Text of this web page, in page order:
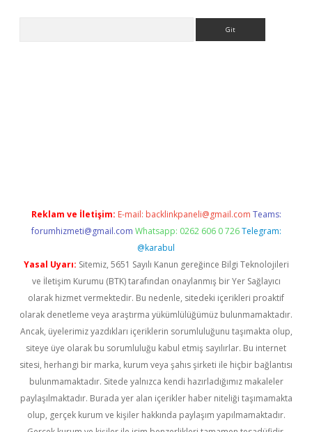
Reklam ve İletişim: E-mail: backlinkpaneli@gmail.com Teams:
forumhizmeti@gmail.com Whatsapp: 0262 606 0 726 Telegram:
@karabul
Yasal Uyarı: Sitemiz, 5651 Sayılı Kanun gereğince Bilgi Teknolojileri
ve İletişim Kurumu (BTK) tarafından onaylanmış bir Yer Sağlayıcı
olarak hizmet vermektedir. Bu nedenle, sitedeki içerikleri proaktif
olarak denetleme veya araştırma yükümlülüğümüz bulunmamaktadır.
Ancak, üyelerimiz yazdıkları içeriklerin sorumluluğunu taşımakta olup,
siteye üye olarak bu sorumluluğu kabul etmiş sayılırlar. Bu internet
sitesi, herhangi bir marka, kurum veya şahıs şirketi ile hiçbir bağlantısı
bulunmamaktadır. Sitede yalnızca kendi hazırladığımız makaleler
paylaşılmaktadır. Burada yer alan içerikler haber niteliği taşımamakta
olup, gerçek kurum ve kişiler hakkında paylaşım yapılmamaktadır.